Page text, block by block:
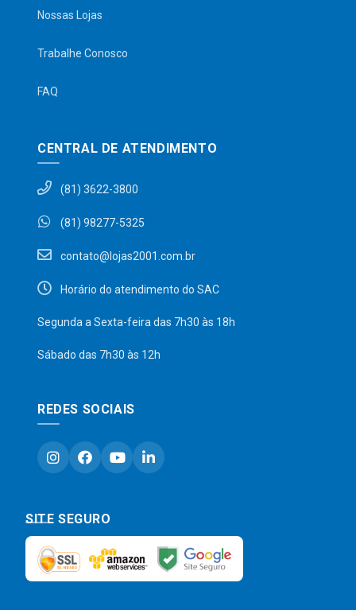
Nossas Lojas
Trabalhe Conosco
FAQ
CENTRAL DE ATENDIMENTO
(81) 3622-3800
(81) 98277-5325
contato@lojas2001.com.br
Horário do atendimento do SAC
Segunda a Sexta-feira das 7h30 às 18h
Sábado das 7h30 às 12h
REDES SOCIAIS
SITE SEGURO